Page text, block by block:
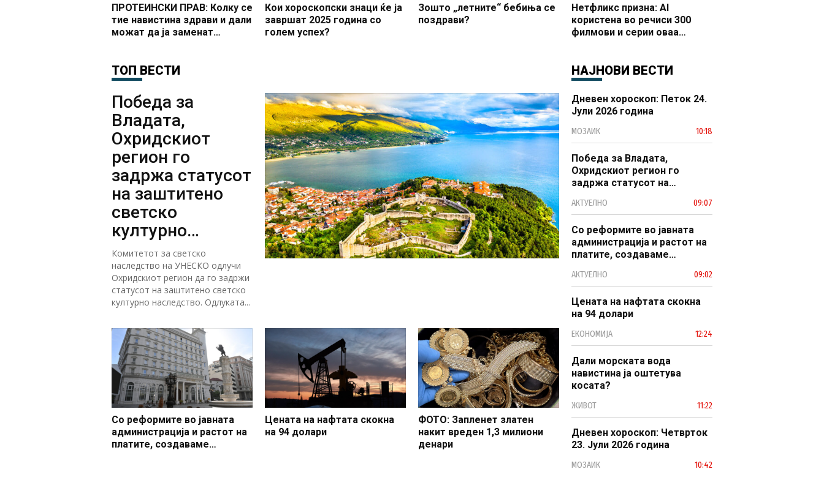
ПРОТЕИНСКИ ПРАВ: Колку се
тие навистина здрави и дали
можат да ја заменат
Кои хороскопски знаци ќе ја
завршат 2025 година со
голем успех?
Зошто „летните“ бебиња се
поздрави?
Нетфликс призна: AI
користена во речиси 300
филмови и серии оваа
ТОП ВЕСТИ
Победа за
Владата,
Охридскиот
регион го
задржа статусот
на заштитено
светско
културно
наследство
Комитетот за светско
наследство на УНЕСКО одлучи
Охридскиот регион да го задржи
статусот на заштитено светско
културно наследство. Одлуката...
Со реформите во јавната
администрација и растот на
платите, создаваме
Цената на нафтата скокна
на 94 долари
ФОТО: Запленет златен
накит вреден 1,3 милиони
денари
НАЈНОВИ ВЕСТИ
Дневен хороскоп: Петок 24.
Јули 2026 година
МОЗАИК 10:18
Победа за Владата,
Охридскиот регион го
задржа статусот на
наследство
АКТУЕЛНО 09:07
Со реформите во јавната
администрација и растот на
платите, создаваме
модерен јавен сектор
АКТУЕЛНО 09:02
Цената на нафтата скокна
на 94 долари
ЕКОНОМИЈА 12:24
Дали морската вода
навистина ја оштетува
косата?
ЖИВОТ 11:22
Дневен хороскоп: Четврток
23. Јули 2026 година
МОЗАИК 10:42